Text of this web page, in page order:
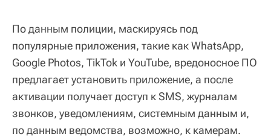
По данным полиции, маскируясь под
популярные приложения, такие как WhatsApp,
Google Photos, TikTok и YouTube, вредоносное ПО
предлагает установить приложение, а после
активации получает доступ к SMS, журналам
звонков, уведомлениям, системным данным и,
по данным ведомства, возможно, к камерам.